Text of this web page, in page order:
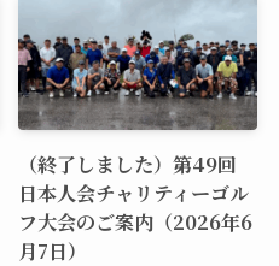
（終了しました）第49回
日本人会チャリティーゴル
フ大会のご案内（2026年6
月7日）